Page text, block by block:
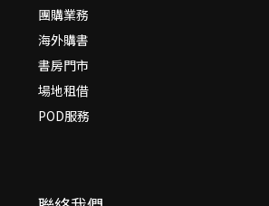
團購業務
海外購書
書房門市
場地租借
POD服務